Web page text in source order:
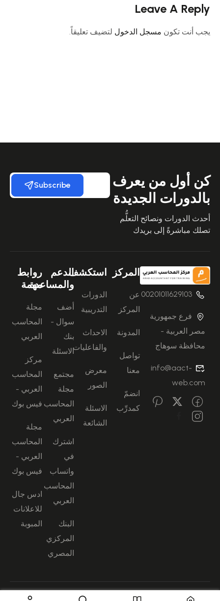
Leave A Reply
يجب أنت تكون مسجل الدخول لتضيف تعليقاً.
كن أول من يعرف
بالدورات الجديدة
أحدث الدورات ونصائح التعلُّم
تصلك مباشرةً إلى بريدك
Subscribe
00201011629103
فرع جمهورية
مصر العربية -
محافظة سوهاج
info@aact-
web.com
المركز
عن
المركز
المدونة
تواصل
معنا
انضمّ
كمدرِّب
استكشف
الدورات
التدريبية
الاحداث
والفاعليات
معرض
الصور
الاسئلة
الشائعة
الدعم
والمساعدة
أضف
سوال -
بنك
الاسئلة
مجتمع
مجلة
المحاسب
العربي
اشترك
في
واتساب
المحاسب
العربي
البنك
المركزي
المصري
روابط
مهمة
مجلة
المحاسب
العربي
مركز
المحاسب
العربي -
فيس بوك
مجلة
المحاسب
العربي -
فيس بوك
ادس جال
للاعلانات
المبوبة